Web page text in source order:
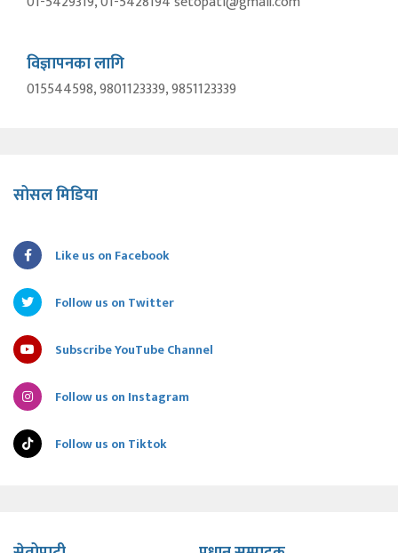
विज्ञापनका लागि
015544598, 9801123339, 9851123339
सोसल मिडिया
Like us on Facebook
Follow us on Twitter
Subscribe YouTube Channel
Follow us on Instagram
Follow us on Tiktok